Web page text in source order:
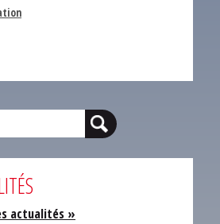
actualités »